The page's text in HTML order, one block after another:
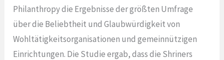
Philanthropy die Ergebnisse der größten Umfrage
über die Beliebtheit und Glaubwürdigkeit von
Wohltätigkeitsorganisationen und gemeinnützigen
Einrichtungen. Die Studie ergab, dass die Shriners